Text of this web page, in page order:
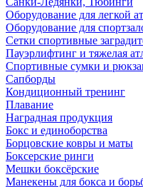
Оборудование для легкой
Оборудование для
Сетки спортивные
Пауэрлифтинг и тяжелая
Спортивные сумки и
Сапборды
Кондиционный тренинг
Плавание
Наградная продукция
Бокс и единоборства
Борцовские ковры и маты
Боксерские ринги
Мешки боксёрские
Манекены для бокса и